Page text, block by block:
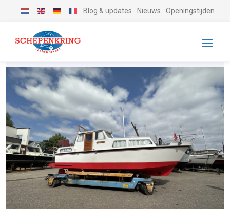
Blog & updates Nieuws Openingstijden